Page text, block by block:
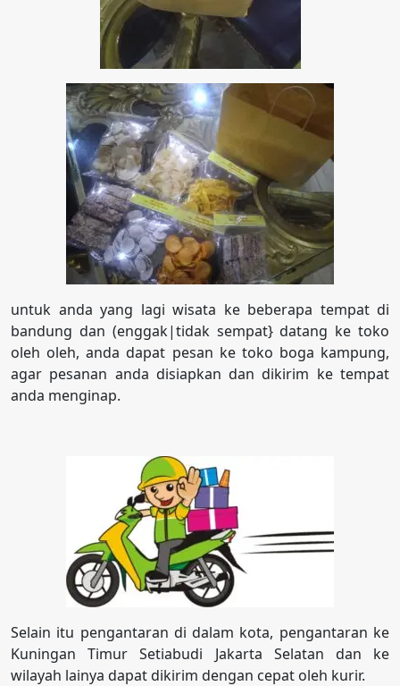
untuk anda yang lagi wisata ke beberapa tempat di
bandung dan (enggak|tidak sempat} datang ke toko
oleh oleh, anda dapat pesan ke toko boga kampung,
agar pesanan anda disiapkan dan dikirim ke tempat
anda menginap.
Selain itu pengantaran di dalam kota, pengantaran ke
Kuningan Timur Setiabudi Jakarta Selatan dan ke
wilayah lainya dapat dikirim dengan cepat oleh kurir.